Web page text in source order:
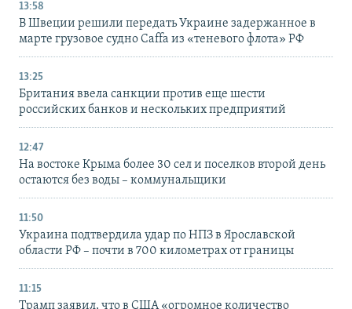
13:58
В Швеции решили передать Украине задержанное в
марте грузовое судно Caffa из «теневого флота» РФ
13:25
Британия ввела санкции против еще шести
российских банков и нескольких предприятий
12:47
На востоке Крыма более 30 сел и поселков второй день
остаются без воды – коммунальщики
11:50
Украина подтвердила удар по НПЗ в Ярославской
области РФ – почти в 700 километрах от границы
11:15
Трамп заявил, что в США «огромное количество